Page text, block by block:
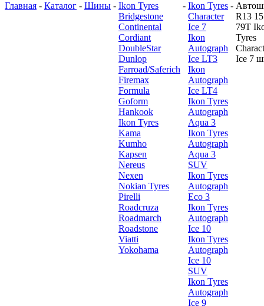
Главная - Каталог - Шины - Ikon Tyres
Bridgestone
Continental
Cordiant
DoubleStar
Dunlop
Farroad/Saferich
Firemax
Formula
Goform
Hankook
Ikon Tyres
Kama
Kumho
Kapsen
Nereus
Nexen
Nokian Tyres
Pirelli
Roadcruza
Roadmarch
Roadstone
Viatti
Yokohama
- Ikon Tyres
Character
Ice 7
Ikon
Autograph
Ice LT3
Ikon
Autograph
Ice LT4
Ikon Tyres
Autograph
Aqua 3
Ikon Tyres
Autograph
Aqua 3
SUV
Ikon Tyres
Autograph
Eco 3
Ikon Tyres
Autograph
Ice 10
Ikon Tyres
Autograph
Ice 10
SUV
Ikon Tyres
Autograph
Ice 9
-
R13
79T
Tyres
Ice 7